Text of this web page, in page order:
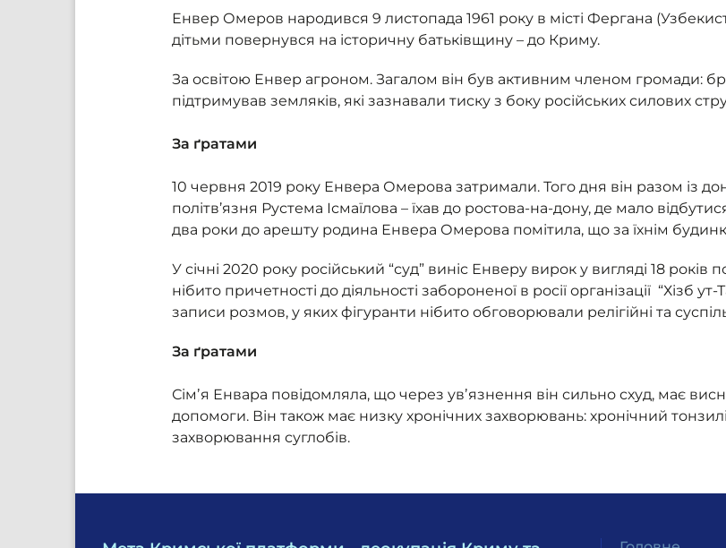
Енвер Омеров народився 9 листопада 1961 року в місті Фергана
дітьми повернувся на історичну батьківщину – до Криму.
За освітою Енвер агроном. Загалом він був активним членом громади:
підтримував земляків, які зазнавали тиску з боку російських силових
За ґратами
10 червня 2019 року Енвера Омерова затримали. Того дня він разом із
політв’язня Рустема Ісмаїлова – їхав до ростова-на-дону, де мало
два роки до арешту родина Енвера Омерова помітила, що за їхнім
У січні 2020 року російський “суд” виніс Енверу вирок у вигляді 18
нібито причетності до діяльності забороненої в росії організації “Хізб
записи розмов, у яких фігуранти нібито обговорювали релігійні та
За ґратами
Сімʼя Енвара повідомляла, що через увʼязнення він сильно схуд, має
допомоги. Він також має низку хронічних захворювань: хронічний
захворювання суглобів.